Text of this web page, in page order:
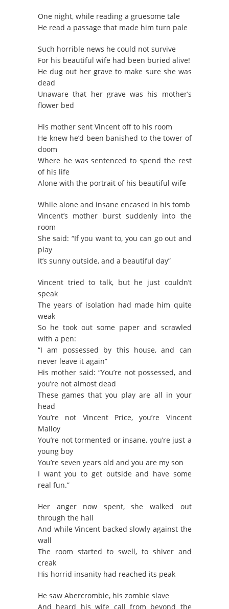
One night, while reading a gruesome tale
He read a passage that made him turn pale
Such horrible news he could not survive
For his beautiful wife had been buried alive!
He dug out her grave to make sure she was
dead
Unaware that her grave was his mother’s
flower bed
His mother sent Vincent off to his room
He knew he’d been banished to the tower of
doom
Where he was sentenced to spend the rest
of his life
Alone with the portrait of his beautiful wife
While alone and insane encased in his tomb
Vincent’s mother burst suddenly into the
room
She said: “If you want to, you can go out and
play
It’s sunny outside, and a beautiful day”
Vincent tried to talk, but he just couldn’t
speak
The years of isolation had made him quite
weak
So he took out some paper and scrawled
with a pen:
“I am possessed by this house, and can
never leave it again”
His mother said: “You’re not possessed, and
you’re not almost dead
These games that you play are all in your
head
You’re not Vincent Price, you’re Vincent
Malloy
You’re not tormented or insane, you’re just a
young boy
You’re seven years old and you are my son
I want you to get outside and have some
real fun.”
Her anger now spent, she walked out
through the hall
And while Vincent backed slowly against the
wall
The room started to swell, to shiver and
creak
His horrid insanity had reached its peak
He saw Abercrombie, his zombie slave
And heard his wife call from beyond the